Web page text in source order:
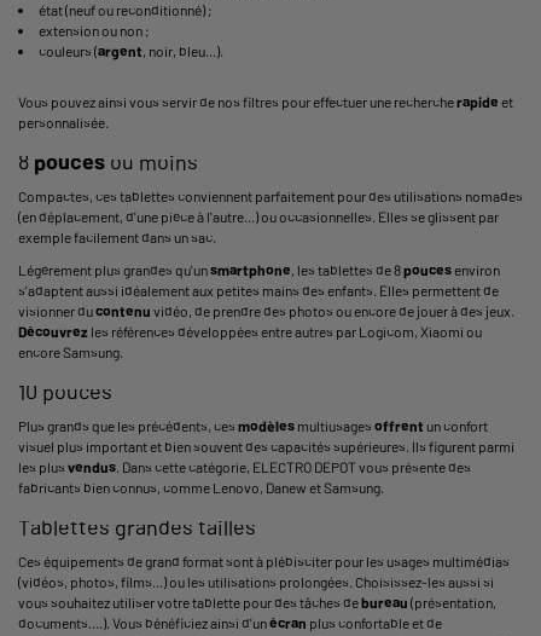
état (neuf ou reconditionné) ;
extension ou non ;
couleurs (argent, noir, bleu...).
Vous pouvez ainsi vous servir de nos filtres pour effectuer une rechercherapide et
personnalisée.
8 pouces ou moins
Compactes, ces tablettes conviennent parfaitement pour des utilisations nomades
(en déplacement, d'une pièce à l'autre...) ou occasionnelles. Elles se glissent par
exemple facilement dans un sac.
Légèrement plus grandes qu'unsmartphone, les tablettes de 8poucesenviron
s'adaptent aussi idéalement aux petites mains des enfants. Elles permettent de
visionner ducontenu vidéo, de prendre des photos ou encore de jouer à des jeux.
Découvrez les références développées entre autres par Logicom, Xiaomi ou
encore Samsung.
10 pouces
Plus grands que les précédents, ces modèles multiusages offrent un confort
visuel plus important et bien souvent des capacités supérieures. Ils figurent parmi
les plus vendus. Dans cette catégorie, ELECTRO DEPOT vous présente des
fabricants bien connus, comme Lenovo, Danew et Samsung.
Tablettes grandes tailles
Ces équipements de grand format sont à plébisciter pour les usages multimédias
(vidéos, photos, films...) ou les utilisations prolongées. Choisissez-les aussi si
vous souhaitez utiliser votre tablette pour des tâches debureau (présentation,
documents....). Vous bénéficiez ainsi d'unécran plus confortable et de